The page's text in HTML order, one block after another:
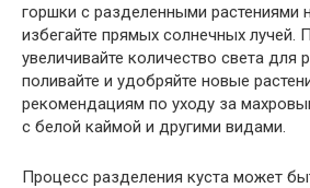
горшки с разделенными растениями
избегайте прямых солнечных лучей.
увеличивайте количество света для
поливайте и удобряйте новые
рекомендациям по уходу за
с белой каймой и другими видами.
Процесс разделения куста может